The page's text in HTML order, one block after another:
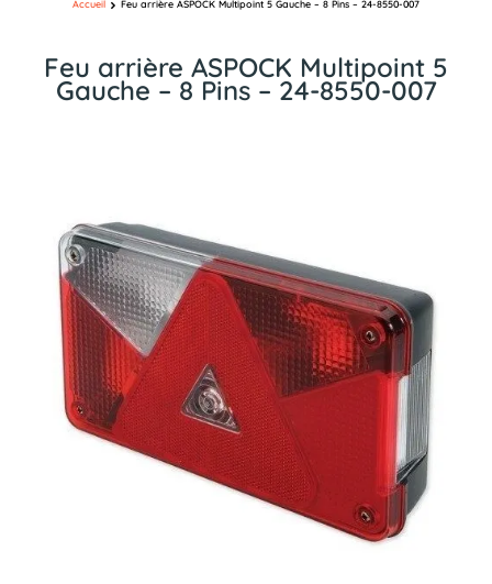
Feu arrière ASPOCK Multipoint 5
Gauche – 8 Pins – 24-8550-007
Accueil Feu arrière ASPOCK Multipoint 5 Gauche – 8 Pins – 24-8550-007